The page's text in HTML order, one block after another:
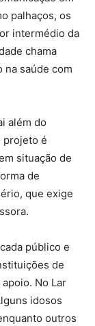
palhaços, os
intermédio da
chama
na saúde com
além do
projeto é
situação de
de
que exige
público e
de
No Lar
idosos
outros